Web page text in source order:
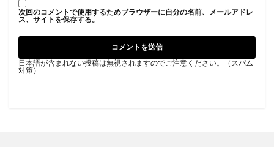
次回のコメントで使用するためブラウザーに自分の名前、メールアドレ
ス、サイトを保存する。
日本語が含まれない投稿は無視されますのでご注意ください。（スパム
対策）